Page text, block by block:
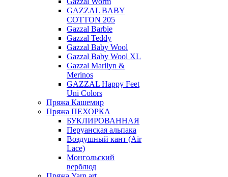
GAZZAL BABY
COTTON 205
Gazzal Barbie
Gazzal Teddy
Gazzal Baby Wool
Gazzal Baby Wool XL
Gazzal Marilyn &
Merinos
GAZZAL Happy Feet
Uni Colors
Пряжа Кашемир
Пряжа ПЕХОРКА
БУКЛИРОВАННАЯ
Перуанская альпака
Воздушный кант (Air
Lace)
Монгольский
верблюд